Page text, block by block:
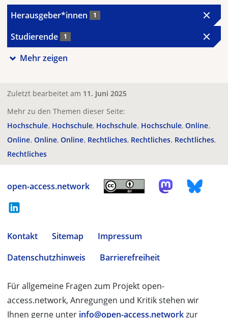
Herausgeber*innen 1
Studierende 1
Mehr zeigen
Zuletzt bearbeitet am 11. Juni 2025
Mehr zu den Themen dieser Seite:
Hochschule Hochschule Hochschule Hochschule Online
Online Online Online Rechtliches Rechtliches Rechtliches
Rechtliches
open-access.network
Kontakt Sitemap
Impressum
Datenschutzhinweis
Barrierefreiheit
Für allgemeine Fragen zum Projekt open-
access.network, Anregungen und Kritik stehen wir
Ihnen gerne unter info@open-access.networkzur